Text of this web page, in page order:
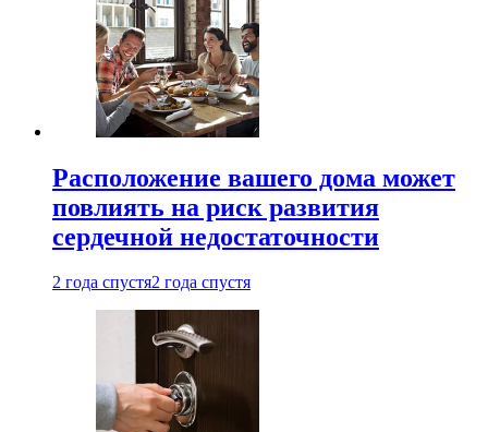
Расположение вашего дома может
повлиять на риск развития
сердечной недостаточности
2 года спустя2 года спустя